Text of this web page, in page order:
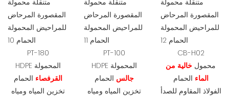
PT-180
HDPE المحمولة
القرفصاء الحمام
تخزين المياه ومياه
PT-100
HDPE المحمولة
جالس الحمام
تخزين المياه ومياه
CB-H02
محمول خالية من
الماء الحمام
الفولاذ المقاوم للصدأ